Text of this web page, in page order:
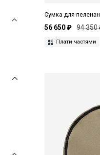
Сумка для
56 650 ₽ 94 350
Плати частями